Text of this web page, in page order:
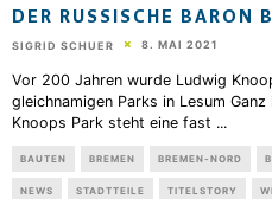
DER RUSSISCHE BARON
SIGRID SCHUER 8. MAI 2021
Vor 200 Jahren wurde Ludwig
gleichnamigen Parks in Lesum
Knoops Park steht eine fast ...
BAUTEN BREMEN BREMEN-NORD
NEWS STADTTEILE TITELSTORY